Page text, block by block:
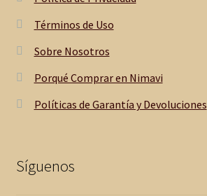
Términos de Uso
Sobre Nosotros
Porqué Comprar en Nimavi
Políticas de Garantía y Devoluciones
Síguenos